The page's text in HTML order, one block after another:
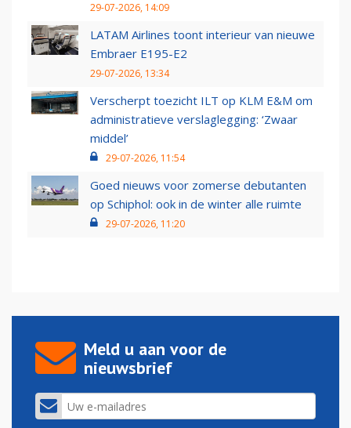
29-07-2026, 14:09
LATAM Airlines toont interieur van nieuwe
Embraer E195-E2
29-07-2026, 13:34
Verscherpt toezicht ILT op KLM E&M om
administratieve verslaglegging: ‘Zwaar
middel’
29-07-2026, 11:54
Goed nieuws voor zomerse debutanten
op Schiphol: ook in de winter alle ruimte
29-07-2026, 11:20
Meld u aan voor de
nieuwsbrief